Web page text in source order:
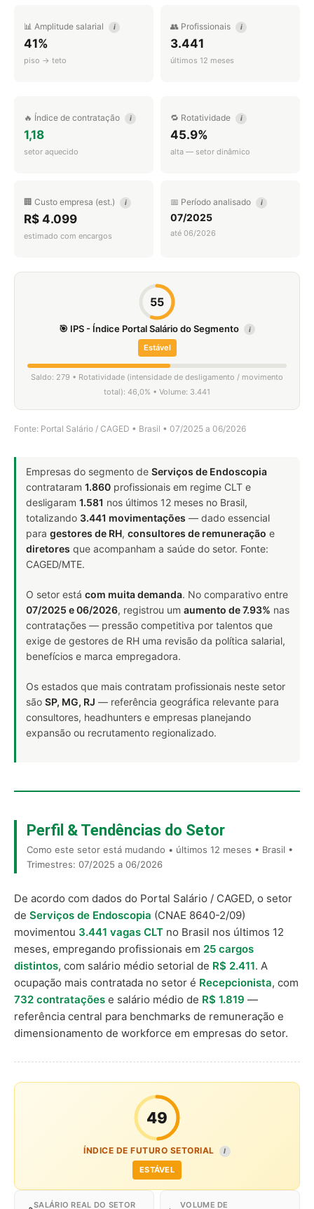
📊 Amplitude salarial i
41%
piso → teto
👥 Profissionais i
3.441
últimos 12 meses
🔥 Índice de contratação i
1,18
setor aquecido
🔁 Rotatividade i
45.9%
alta — setor dinâmico
🏢 Custo empresa (est.) i
R$ 4.099
estimado com encargos
📅 Período analisado i
07/2025
até 06/2026
55
🎯 IPS - Índice Portal Salário do Segmento i
Estável
Saldo: 279 • Rotatividade (intensidade de desligamento / movimento
total): 46,0% • Volume: 3.441
Fonte: Portal Salário / CAGED • Brasil • 07/2025 a 06/2026
Empresas do segmento de Serviços de Endoscopia
contrataram 1.860 profissionais em regime CLT e
desligaram 1.581 nos últimos 12 meses no Brasil,
totalizando 3.441 movimentações — dado essencial
para gestores de RH, consultores de remuneração e
diretores que acompanham a saúde do setor. Fonte:
CAGED/MTE.
O setor está com muita demanda. No comparativo entre
07/2025 e 06/2026, registrou um aumento de 7.93% nas
contratações — pressão competitiva por talentos que
exige de gestores de RH uma revisão da política salarial,
benefícios e marca empregadora.
Os estados que mais contratam profissionais neste setor
são SP, MG, RJ — referência geográfica relevante para
consultores, headhunters e empresas planejando
expansão ou recrutamento regionalizado.
Perfil & Tendências do Setor
Como este setor está mudando • últimos 12 meses • Brasil •
Trimestres: 07/2025 a 06/2026
De acordo com dados do Portal Salário / CAGED, o setor
de Serviços de Endoscopia (CNAE 8640-2/09)
movimentou 3.441 vagas CLT no Brasil nos últimos 12
meses, empregando profissionais em 25 cargos
distintos, com salário médio setorial de R$ 2.411. A
ocupação mais contratada no setor é Recepcionista, com
732 contratações e salário médio de R$ 1.819 —
referência central para benchmarks de remuneração e
dimensionamento de workforce em empresas do setor.
49
ÍNDICE DE FUTURO SETORIAL I
ESTÁVEL
SALÁRIO REAL DO SETOR VOLUME DE